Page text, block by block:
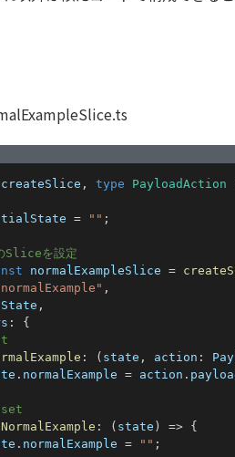
createSlice , type PayloadAction
= "" ;
Sliceを設定
normalExampleSlice =
,
,
:
{
: ( state , action :
. normalExample = action .
: ( state ) => {
. normalExample = "" ;